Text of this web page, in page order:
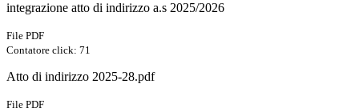
integrazione atto di indirizzo a.s 2025/2026
File PDF
Contatore click: 71
Atto di indirizzo 2025-28.pdf
File PDF